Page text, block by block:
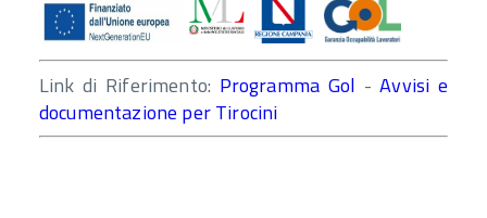
Link di Riferimento: Programma Gol -Avvisi e
documentazione per Tirocini